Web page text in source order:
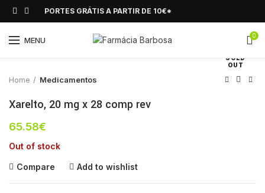
PORTES GRÁTIS A PARTIR DE 10€*
MENU 0
SOLD
OUT
Click to enlarge
Home Medicamentos
Xarelto, 20 mg x 28 comp rev
65.58€
Out of stock
Compare Add to wishlist